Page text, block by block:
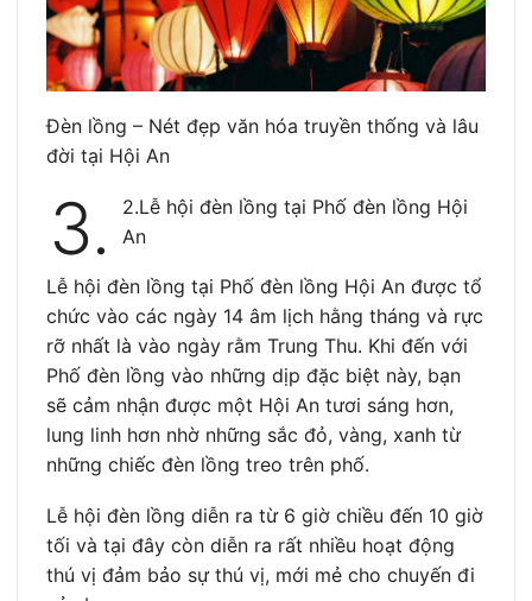
Đèn lồng – Nét đẹp văn hóa truyền thống và lâu
đời tại Hội An
3.
2.Lễ hội đèn lồng tại Phố đèn lồng Hội
An
Lễ hội đèn lồng tại Phố đèn lồng Hội An được tổ
chức vào các ngày 14 âm lịch hằng tháng và rực
rỡ nhất là vào ngày rằm Trung Thu. Khi đến với
Phố đèn lồng vào những dịp đặc biệt này, bạn
sẽ cảm nhận được một Hội An tươi sáng hơn,
lung linh hơn nhờ những sắc đỏ, vàng, xanh từ
những chiếc đèn lồng treo trên phố.
Lễ hội đèn lồng diễn ra từ 6 giờ chiều đến 10 giờ
tối và tại đây còn diễn ra rất nhiều hoạt động
thú vị đảm bảo sự thú vị, mới mẻ cho chuyến đi